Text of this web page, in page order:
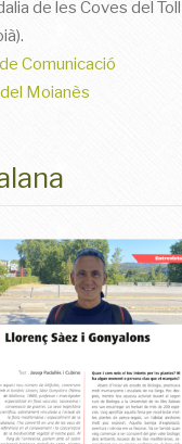
de les Coves del Toll
Comunicació
Moianès